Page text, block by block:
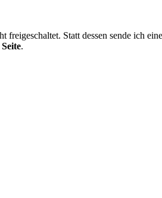
Statt dessen sende ich
.